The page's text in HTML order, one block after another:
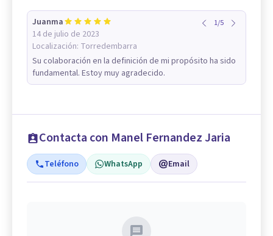
Juanma
14 de julio de 2023
Localización: Torredembarra
1/5
Su colaboración en la definición de mi propósito ha sido
fundamental. Estoy muy agradecido.
Contacta con Manel Fernandez Jaria
Teléfono WhatsApp Email